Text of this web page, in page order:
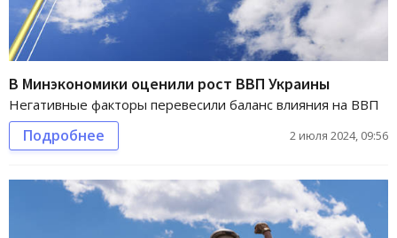
В Минэкономики оценили рост ВВП Украины
Негативные факторы перевесили баланс влияния на ВВП
Подробнее 2 июля 2024, 09:56